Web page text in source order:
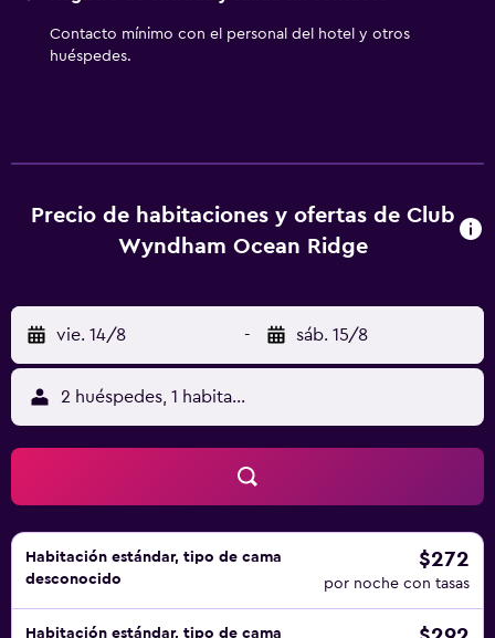
instalaciones o cerca del alojamiento (es posible que se
aplique un recargo).
Contacto mínimo con el personal del hotel y otros
huéspedes.
Precio de habitaciones y ofertas de Club
Wyndham Ocean Ridge
vie. 14/8 - sáb. 15/8
2 huéspedes, 1 habitación
Habitación estándar, tipo de cama
desconocido
$272
por noche con tasas
Habitación estándar, tipo de cama